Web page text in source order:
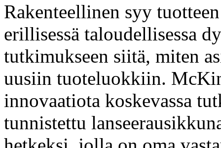
Rakenteellinen syy
erillisessä taloudellisessa
tutkimukseen siitä, miten
uusiin tuoteluokkiin.
innovaatiota koskevassa
tunnistettu